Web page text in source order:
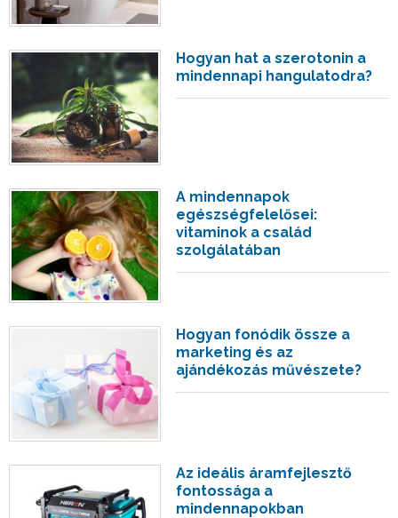
Hogyan hat a szerotonin a
mindennapi hangulatodra?
A mindennapok
egészségfelelősei:
vitaminok a család
szolgálatában
Hogyan fonódik össze a
marketing és az
ajándékozás művészete?
Az ideális áramfejlesztő
fontossága a
mindennapokban